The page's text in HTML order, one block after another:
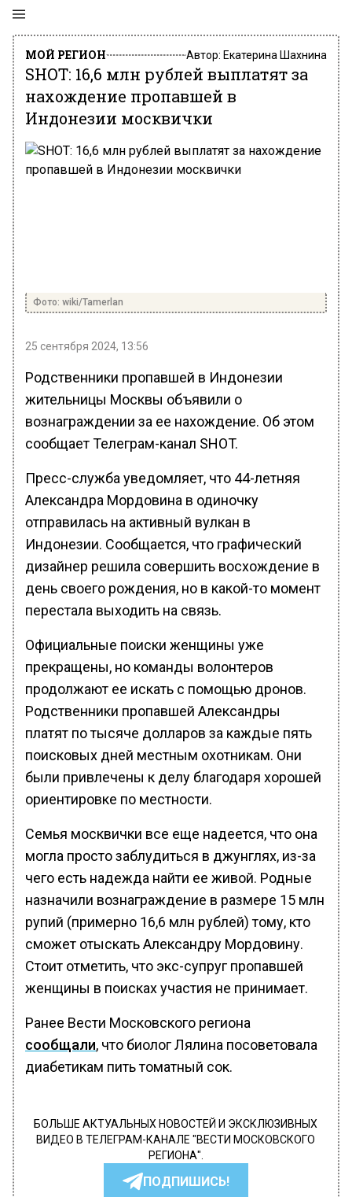
МОЙ РЕГИОН Автор: Екатерина Шахнина
SHOT: 16,6 млн рублей выплатят за
нахождение пропавшей в
Индонезии москвички
Фото: wiki/Tamerlan
25 сентября 2024, 13:56
Родственники пропавшей в Индонезии
жительницы Москвы объявили о
вознаграждении за ее нахождение. Об этом
сообщает Телеграм-канал SHOT.
Пресс-служба уведомляет, что 44-летняя
Александра Мордовина в одиночку
отправилась на активный вулкан в
Индонезии. Сообщается, что графический
дизайнер решила совершить восхождение в
день своего рождения, но в какой-то момент
перестала выходить на связь.
Официальные поиски женщины уже
прекращены, но команды волонтеров
продолжают ее искать с помощью дронов.
Родственники пропавшей Александры
платят по тысяче долларов за каждые пять
поисковых дней местным охотникам. Они
были привлечены к делу благодаря хорошей
ориентировке по местности.
Семья москвички все еще надеется, что она
могла просто заблудиться в джунглях, из-за
чего есть надежда найти ее живой. Родные
назначили вознаграждение в размере 15 млн
рупий (примерно 16,6 млн рублей) тому, кто
сможет отыскать Александру Мордовину.
Стоит отметить, что экс-супруг пропавшей
женщины в поисках участия не принимает.
Ранее Вести Московского региона
сообщали, что биолог Лялина посоветовала
диабетикам пить томатный сок.
БОЛЬШЕ АКТУАЛЬНЫХ НОВОСТЕЙ И ЭКСКЛЮЗИВНЫХ
ВИДЕО В ТЕЛЕГРАМ-КАНАЛЕ "ВЕСТИ МОСКОВСКОГО
РЕГИОНА".
ПОДПИШИСЬ!